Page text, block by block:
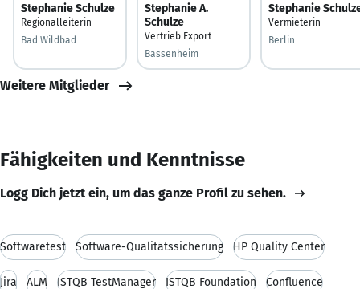
Stephanie Schulze
Regionalleiterin
Bad Wildbad
Stephanie A.
Schulze
Vertrieb Export
Bassenheim
Stephanie
Vermieterin
Berlin
Weitere Mitglieder
Fähigkeiten und Kenntnisse
Logg Dich jetzt ein, um das ganze Profil zu sehen.
Softwaretest Software-Qualitätssicherung HP Quality Center
Jira ALM ISTQB TestManager ISTQB Foundation Confluence